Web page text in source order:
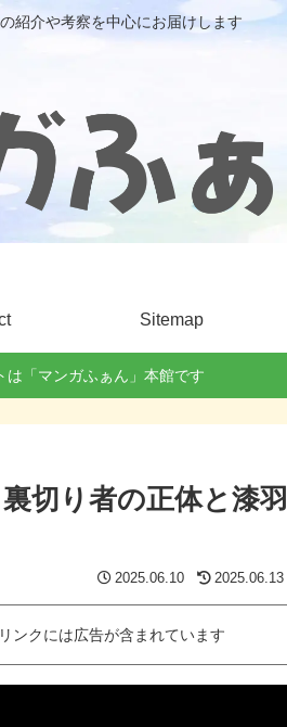
紹介や考察を中心にお届けします
Sitemap
は「マンガふぁん」本館です
切り者の正体と漆羽
2025.06.10 2025.06.13
ンクには広告が含まれています